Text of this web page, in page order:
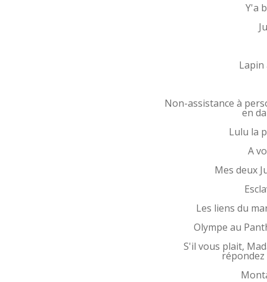
Y'a
Lapin
Non-assistance à
en
Lulu la
A
Mes deux
Les liens du
Olympe au
S'il vous plait,
répondez